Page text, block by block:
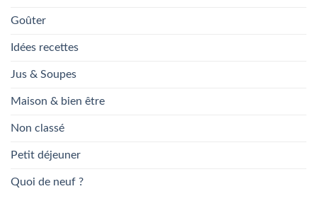
Goûter
Idées recettes
Jus & Soupes
Maison & bien être
Non classé
Petit déjeuner
Quoi de neuf ?